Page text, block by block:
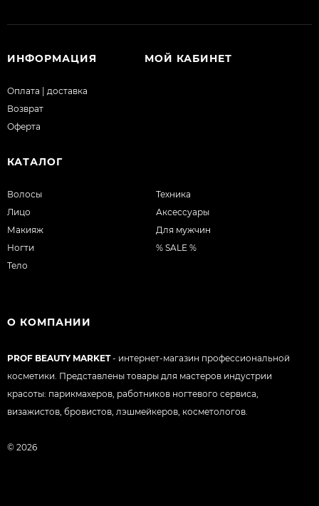
ИНФОРМАЦИЯ
Оплата | доставка
Возврат
Оферта
МОЙ КАБИНЕТ
КАТАЛОГ
Волосы
Лицо
Макияж
Ногти
Тело
Техника
Аксессуары
Для мужчин
% SALE %
О КОМПАНИИ
PROF BEAUTY MARKET- интернет-магазин профессиональной
косметики. Представлены товары для мастеров индустрии
красоты: парикмахеров, работников ногтевого сервиса,
визажистов, бровистов, лэшмейкеров, косметологов.
© 2026